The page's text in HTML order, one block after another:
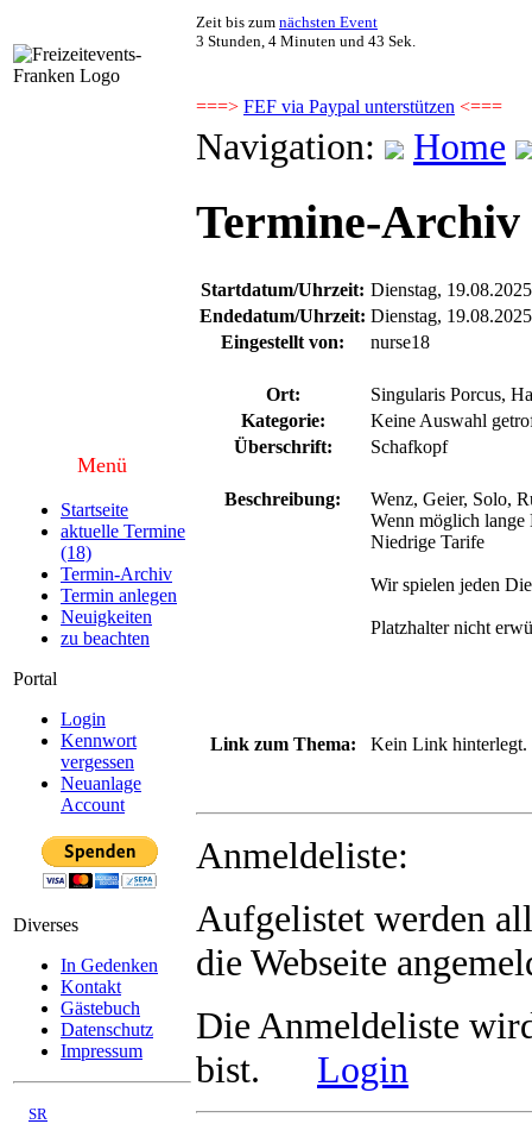
Zeit bis zum nächsten Event
3 Stunden, 4 Minuten und 42 Sek.
===> FEF via Paypal unterstützen <===
Menü
Startseite
aktuelle Termine
(18)
Termin-Archiv
Termin anlegen
Neuigkeiten
zu beachten
Portal
Login
Kennwort
vergessen
Neuanlage
Account
Diverses
In Gedenken
Kontakt
Gästebuch
Datenschutz
Impressum
SR
Navigation: Home
Termine-
Startdatum/Uhrzeit: Dienstag,
Endedatum/Uhrzeit: Dienstag,
Eingestellt von:
nurse18
Ort:
Singularis Porcus,
Kategorie:
Keine Auswahl
Überschrift:
Schafkopf
Beschreibung:
Wenz, Geier, Solo,
Wenn möglich lange
Niedrige Tarife
Wir spielen jeden
Platzhalter nicht
Link zum Thema: Kein Link hinterlegt.
Anmeldeliste:
Aufgelistet werden
die Webseite
Die Anmeldeliste
bist. Login